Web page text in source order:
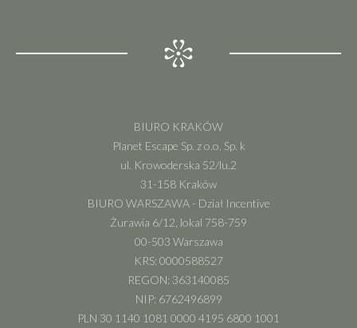
BIURO KRAKÓW
Planet Escape Sp. z o.o. Sp. k
ul. Krowoderska 52/lu.2
31-158 Kraków
BIURO WARSZAWA - Dział Incentive
Żurawia 6/12, lokal 758-759
00-503 Warszawa
KRS: 0000588527
REGON: 363140085
NIP: 6762496899
PLN 30 1140 1081 0000 4195 6800 1001